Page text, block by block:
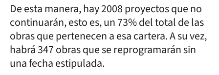
De esta manera, hay 2008 proyectos que no
continuarán, esto es, un 73% del total de las
obras que pertenecen a esa cartera. A su vez,
habrá 347 obras que se reprogramarán sin
una fecha estipulada.